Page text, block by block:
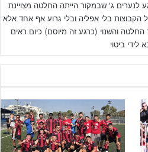
לליגת העל ולרוב זה קרה בזה אחר
הראשון בארץ אשר הוקם בשנת2007
לנערים ג' שבמקור הייתה החלטה מצויינת
הקבוצות בלי אפליה ובלי גרוע אף אחד אלא
החלטה והשנוי (כרגע זה מיוסם) כיום ראים
ביטוי